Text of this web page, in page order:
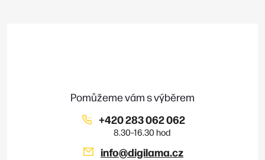
info@digilama.cz
+420 283 062 062